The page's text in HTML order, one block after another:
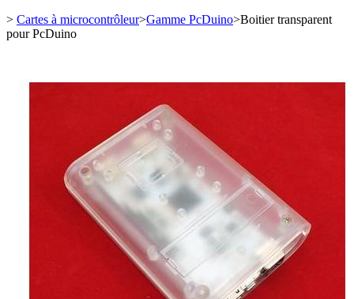
> Cartes à microcontrôleur>Gamme PcDuino>Boitier transparent
pour PcDuino